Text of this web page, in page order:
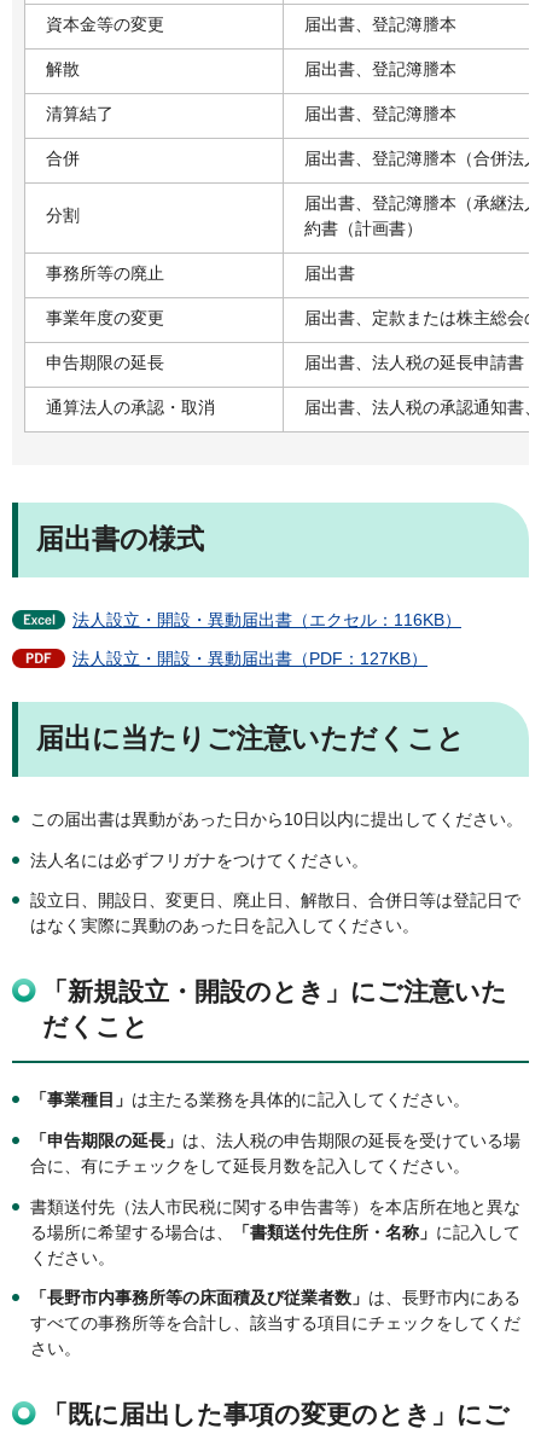
資本金等の変更 届出書、登記簿謄本
解散 届出書、登記簿謄本
清算結了 届出書、登記簿謄本
合併 届出書、登記簿謄本（合併法
分割
届出書、登記簿謄本（承継法
約書（計画書）
事務所等の廃止 届出書
事業年度の変更 届出書、定款または株主総会
申告期限の延長 届出書、法人税の延長申請書
通算法人の承認・取消 届出書、法人税の承認通知書
届出書の様式
法人設立・開設・異動届出書（エクセル：116KB）
法人設立・開設・異動届出書（PDF：127KB）
届出に当たりご注意いただくこと
この届出書は異動があった日から10日以内に提出してください。
法人名には必ずフリガナをつけてください。
設立日、開設日、変更日、廃止日、解散日、合併日等は登記日で
はなく実際に異動のあった日を記入してください。
「新規設立・開設のとき」にご注意いた
だくこと
「事業種目」 は主たる業務を具体的に記入してください。
「申告期限の延長」 は、法人税の申告期限の延長を受けている場
合に、有にチェックをして延長月数を記入してください。
書類送付先（法人市民税に関する申告書等）を本店所在地と異な
る場所に希望する場合は、
「書類送付先住所・名称」 に記入して
ください。
「長野市内事務所等の床面積及び従業者数」 は、長野市内にある
すべての事務所等を合計し、該当する項目にチェックをしてくだ
さい。
「既に届出した事項の変更のとき」にご